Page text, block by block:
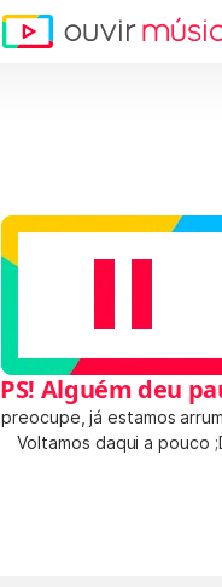
Alguém deu
já estamos
Voltamos daqui a pouco